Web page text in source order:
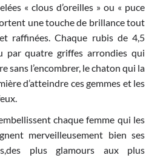
« clous d’oreilles » ou « puce
une touche de brillance tout
raffinées. Chaque rubis de 4,5
par quatre griffes arrondies qui
sans l’encombrer, le chaton qui la
d’atteindre ces gemmes et les
chaque femme qui les
merveilleusement bien ses
plus glamours aux plus